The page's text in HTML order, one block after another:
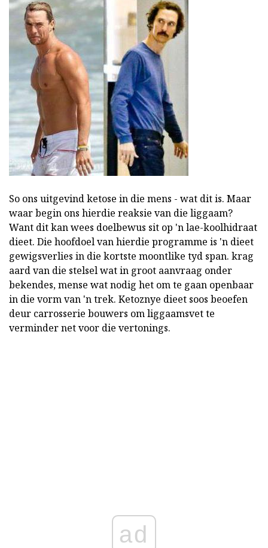
So ons uitgevind ketose in die mens - wat dit is. Maar
waar begin ons hierdie reaksie van die liggaam?
Want dit kan wees doelbewus sit op 'n lae-koolhidraat
dieet. Die hoofdoel van hierdie programme is 'n dieet
gewigsverlies in die kortste moontlike tyd span. krag
aard van die stelsel wat in groot aanvraag onder
bekendes, mense wat nodig het om te gaan openbaar
in die vorm van 'n trek. Ketoznye dieet soos beoefen
deur carrosserie bouwers om liggaamsvet te
verminder net voor die vertonings.
ad